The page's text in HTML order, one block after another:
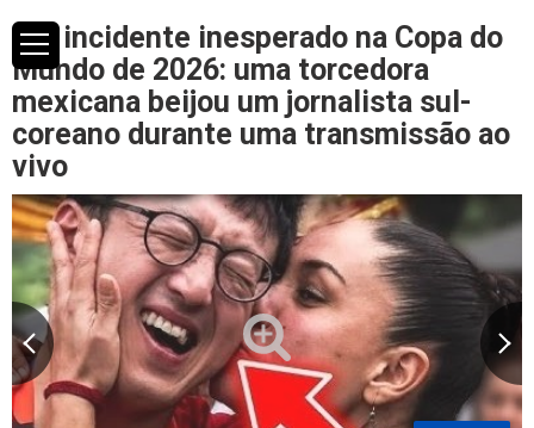
Um incidente inesperado na Copa do
Mundo de 2026: uma torcedora
mexicana beijou um jornalista sul-
coreano durante uma transmissão ao
vivo